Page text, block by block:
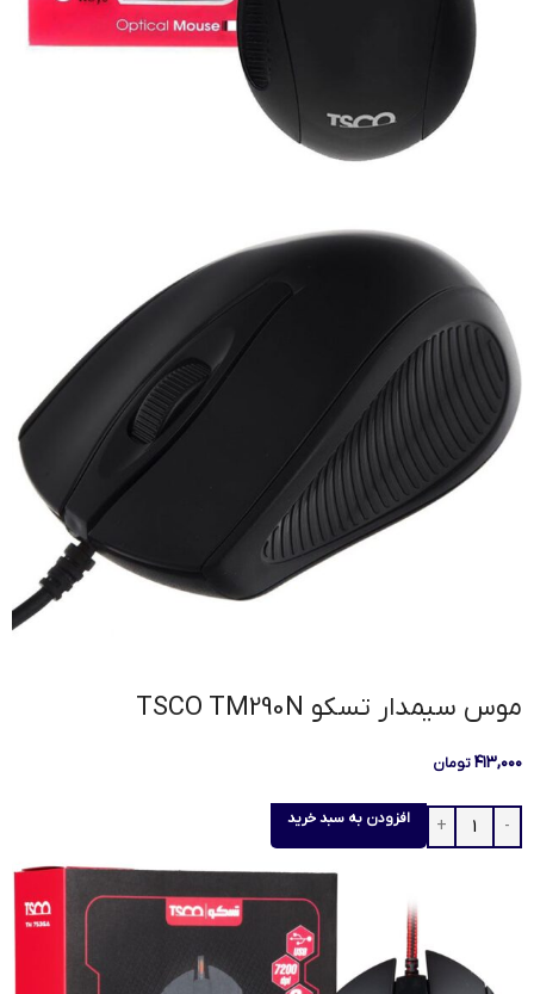
موس سیمدار تسکو TSCO TM290N
۴۱۳,۰۰۰تومان
افزودن به سبد خرید